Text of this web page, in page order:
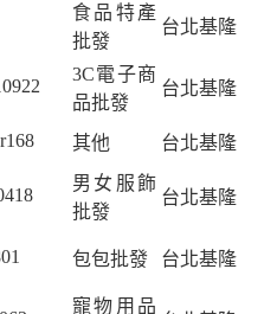
食品特產
批發
台北基隆
3C電子商
品批發
台北基隆
其他 台北基隆
男女服飾
批發
台北基隆
包包批發 台北基隆
寵物用品